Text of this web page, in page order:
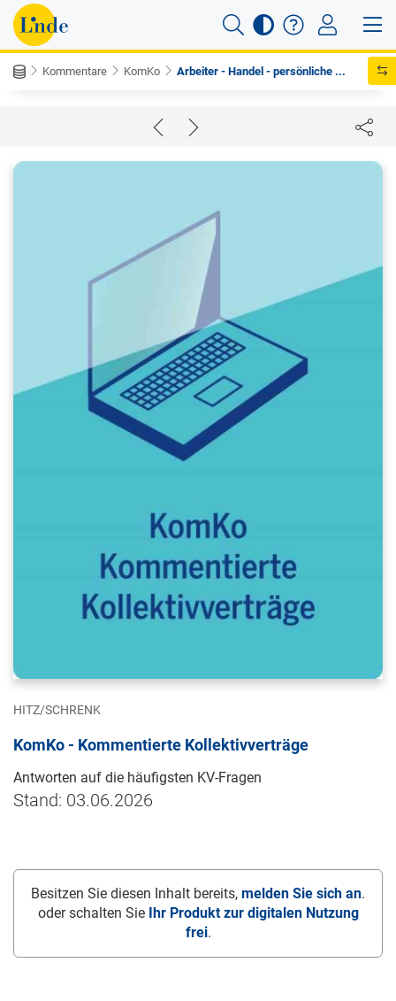
Kommentare KomKo Arbeiter - Handel - persönliche ...
HITZ/SCHRENK
KomKo - Kommentierte Kollektivverträge
Antworten auf die häufigsten KV-Fragen
Stand: 03.06.2026
Besitzen Sie diesen Inhalt bereits, melden Sie sich an.
oder schalten Sie
Ihr Produkt zur digitalen Nutzung
frei.